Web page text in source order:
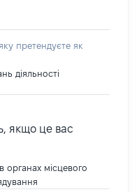
претендуєте як
діяльності
якщо це вас
органах місцевого